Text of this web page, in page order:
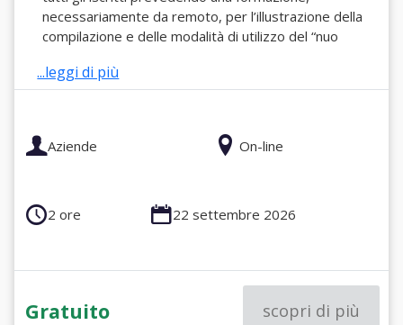
necessariamente da remoto, per l’illustrazione della
compilazione e delle modalità di utilizzo del “nuo
...leggi di più
Aziende On-line
2 ore 22 settembre 2026
Gratuito scopri di più